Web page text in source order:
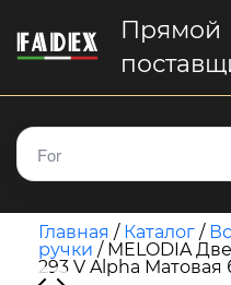
Прямой
Главная / Каталог /
ручки / MELODIA
293 V Alpha Матовая